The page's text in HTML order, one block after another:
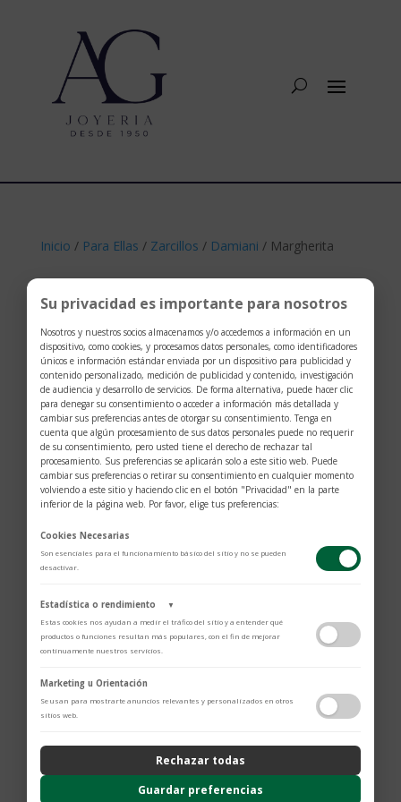
Inicio / Para Ellas / Zarcillos / Damiani / Margherita
$3.626
Oro blanco.
Esmeralda: 0.16 cts.
Las joyas de la colección Margherita, adornadas con
diamantes y piedras preciosas, destacan por la
armoniosa forma de la flor, expresada como
símbolo de amor.
Su privacidad es importante para nosotros
Nosotros y nuestros socios almacenamos y/o accedemos a información en un
dispositivo, como cookies, y procesamos datos personales, como identificadores
únicos e información estándar enviada por un dispositivo para publicidad y
contenido personalizado, medición de publicidad y contenido, investigación
de audiencia y desarrollo de servicios. De forma alternativa, puede hacer clic
para denegar su consentimiento o acceder a información más detallada y
cambiar sus preferencias antes de otorgar su consentimiento. Tenga en
cuenta que algún procesamiento de sus datos personales puede no requerir
de su consentimiento, pero usted tiene el derecho de rechazar tal
procesamiento. Sus preferencias se aplicarán solo a este sitio web. Puede
cambiar sus preferencias o retirar su consentimiento en cualquier momento
volviendo a este sitio y haciendo clic en el botón "Privacidad" en la parte
inferior de la página web. Por favor, elige tus preferencias:
Cookies Necesarias
Son esenciales para el funcionamiento básico del sitio y no se pueden
desactivar.
Estadística o rendimiento
▼
Estas cookies nos ayudan a medir el tráfico del sitio y a entender qué
productos o funciones resultan más populares, con el fin de mejorar
continuamente nuestros servicios.
Adobe Analytics
Utilizamos Adobe Analytics para recopilar datos de uso anónimos, lo que
nos permite analizar el rendimiento de nuestro contenido y las
Proporciona análisis avanzado de la experiencia del usuario (UX),
Marketing u Orientación
Se usan para mostrarte anuncios relevantes y personalizados en otros
sitios web.
Rechazar todas
Guardar preferencias